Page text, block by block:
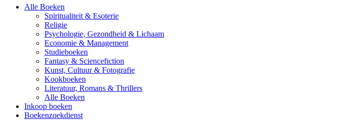
Alle Boeken
Spiritualiteit & Esoterie
Religie
Psychologie, Gezondheid & Lichaam
Economie & Management
Studieboeken
Fantasy & Sciencefiction
Kunst, Cultuur & Fotografie
Kookboeken
Literatuur, Romans & Thrillers
Alle Boeken
Inkoop boeken
Boekenzoekdienst